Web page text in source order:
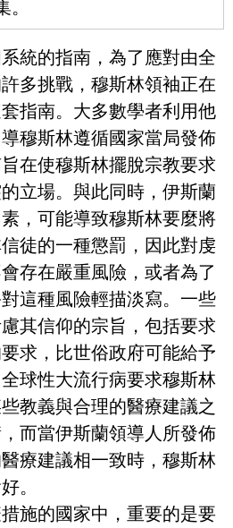
統的指南，為了應對由全
多挑戰，穆斯林領袖正在
指南。大多數學者利用他
穆斯林遵循國家當局發佈
在使穆斯林擺脫宗教要求
立場。與此同時，伊斯蘭
，可能導致穆斯林要麼將
徒的一種懲罰，因此對虔
存在嚴重風險，或者為了
這種風險輕描淡寫。一些
其信仰的宗旨，包括要求
求，比世俗政府可能給予
球性大流行病要求穆斯林
教義與合理的醫療建議之
而當伊斯蘭領導人所發佈
療建議相一致時，穆斯林
。
施的國家中，重要的是要